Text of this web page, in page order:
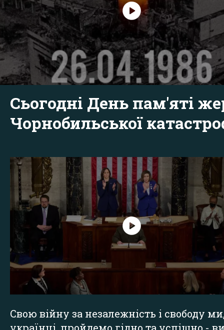
Сьогодні День пам'яті
Чорнобильської
Свою війну за незалежність і свободу
українці, пройдемо гідно та успішно -